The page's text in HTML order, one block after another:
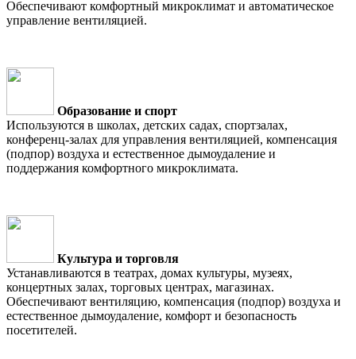
Обеспечивают комфортный микроклимат и автоматическое
управление вентиляцией.
Образование и спорт
Используются в школах, детских садах, спортзалах,
конференц-залах для управления вентиляцией, компенсация
(подпор) воздуха и естественное дымоудаление и
поддержания комфортного микроклимата.
Культура и торговля
Устанавливаются в театрах, домах культуры, музеях,
концертных залах, торговых центрах, магазинах.
Обеспечивают вентиляцию, компенсация (подпор) воздуха и
естественное дымоудаление, комфорт и безопасность
посетителей.